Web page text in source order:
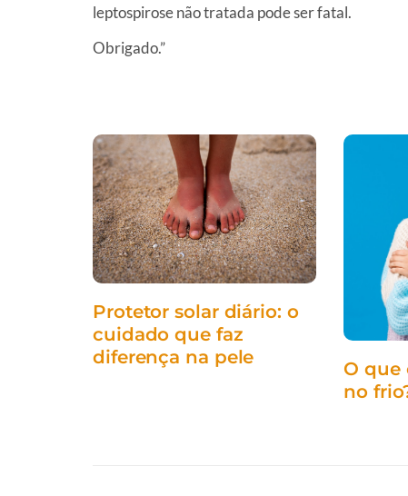
leptospirose não tratada pode ser fatal.
Obrigado.”
Protetor solar diário: o
cuidado que faz
diferença na pele
O que
no